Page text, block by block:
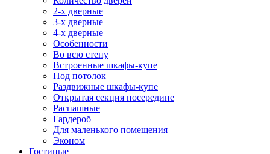
2-х дверные
3-х дверные
4-х дверные
Особенности
Во всю стену
Встроенные шкафы-купе
Под потолок
Раздвижные шкафы-купе
Открытая секция посередине
Распашные
Гардероб
Для маленького помещения
Эконом
Гостиные